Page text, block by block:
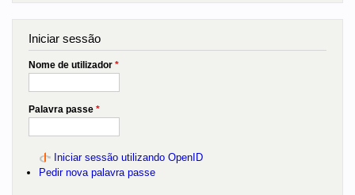
Iniciar sessão
Nome de utilizador *
Palavra passe *
Iniciar sessão utilizando OpenID
Pedir nova palavra passe